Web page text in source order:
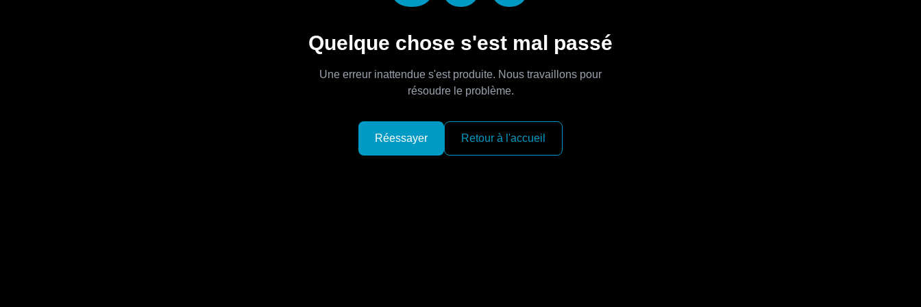
Quelque chose s'est mal passé
Une erreur inattendue s'est produite. Nous travaillons pour
résoudre le problème.
Réessayer Retour à l'accueil